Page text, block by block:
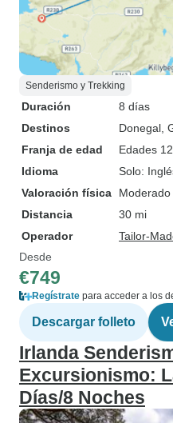
Senderismo y Trekking
Duración
8 días
Destinos
Donegal ,
Franja de edad
Edades
Idioma
Solo:
Valoración física
Moderado
Distancia
30 mi
Operador
Tailor-
Desde
€749
Regístrate para acceder a los
Descargar folleto
Irlanda
Excursionismo:
Días/8 Noches